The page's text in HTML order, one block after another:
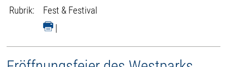
Rubrik:
Fest & Festival
|